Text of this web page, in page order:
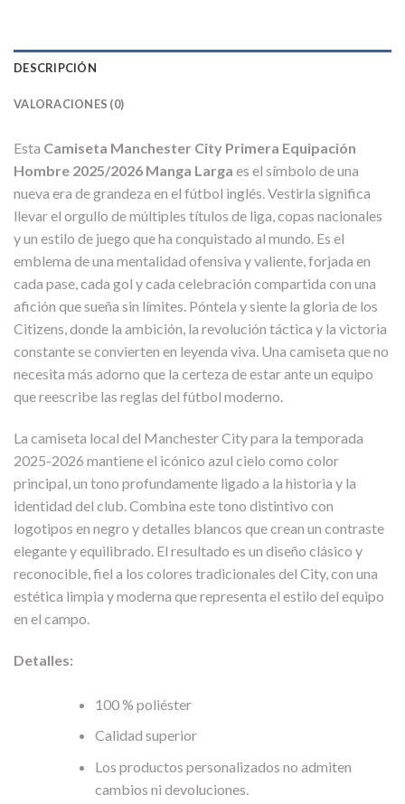
DESCRIPCIÓN
VALORACIONES (0)
Esta Camiseta Manchester City Primera Equipación
Hombre 2025/2026 Manga Larga es el símbolo de una
nueva era de grandeza en el fútbol inglés. Vestirla significa
llevar el orgullo de múltiples títulos de liga, copas nacionales
y un estilo de juego que ha conquistado al mundo. Es el
emblema de una mentalidad ofensiva y valiente, forjada en
cada pase, cada gol y cada celebración compartida con una
afición que sueña sin límites. Póntela y siente la gloria de los
Citizens, donde la ambición, la revolución táctica y la victoria
constante se convierten en leyenda viva. Una camiseta que no
necesita más adorno que la certeza de estar ante un equipo
que reescribe las reglas del fútbol moderno.
La camiseta local del Manchester City para la temporada
2025-2026 mantiene el icónico azul cielo como color
principal, un tono profundamente ligado a la historia y la
identidad del club. Combina este tono distintivo con
logotipos en negro y detalles blancos que crean un contraste
elegante y equilibrado. El resultado es un diseño clásico y
reconocible, fiel a los colores tradicionales del City, con una
estética limpia y moderna que representa el estilo del equipo
en el campo.
Detalles:
100 % poliéster
Calidad superior
Los productos personalizados no admiten
cambios ni devoluciones.